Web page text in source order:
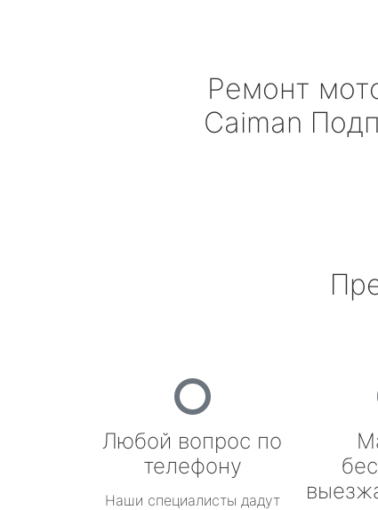
Ремонт
Caiman
Любой вопрос по
телефону
Наши специалисты дадут